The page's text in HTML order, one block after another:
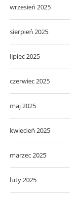
wrzesień 2025
sierpień 2025
lipiec 2025
czerwiec 2025
maj 2025
kwiecień 2025
marzec 2025
luty 2025